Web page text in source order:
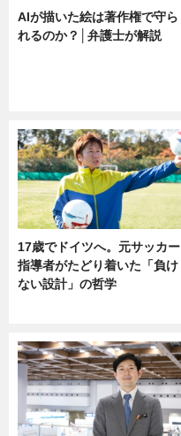
AIが描いた絵は著作権で守ら
れるのか？│弁護士が解説
17歳でドイツへ。元サッカー
指導者がたどり着いた「負け
ない設計」の哲学